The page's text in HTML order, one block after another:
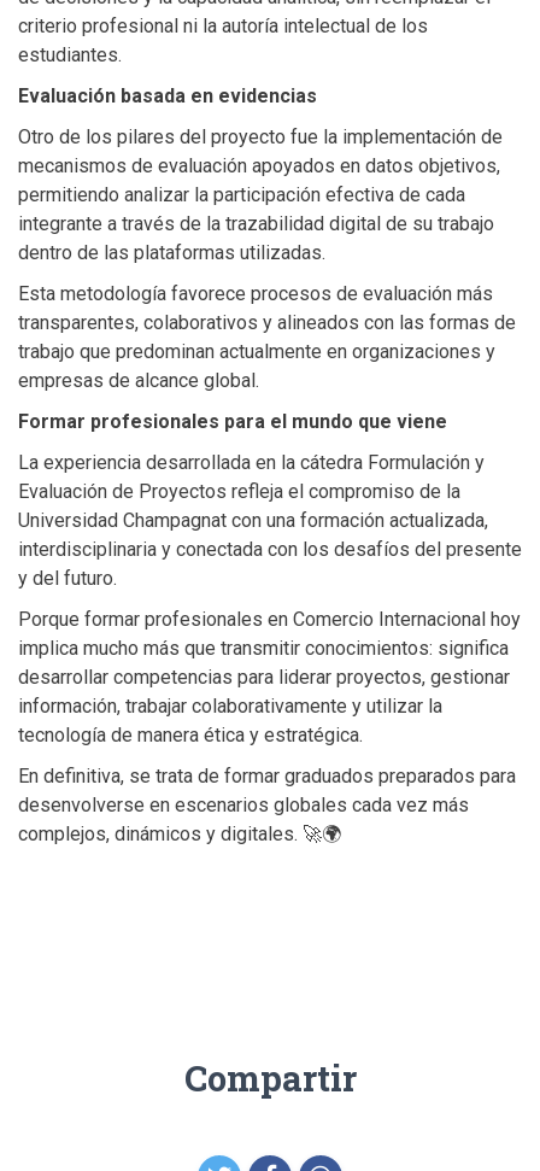
criterio profesional ni la autoría intelectual de los
estudiantes.
Evaluación basada en evidencias
Otro de los pilares del proyecto fue la implementación de
mecanismos de evaluación apoyados en datos objetivos,
permitiendo analizar la participación efectiva de cada
integrante a través de la trazabilidad digital de su trabajo
dentro de las plataformas utilizadas.
Esta metodología favorece procesos de evaluación más
transparentes, colaborativos y alineados con las formas de
trabajo que predominan actualmente en organizaciones y
empresas de alcance global.
Formar profesionales para el mundo que viene
La experiencia desarrollada en la cátedra Formulación y
Evaluación de Proyectos refleja el compromiso de la
Universidad Champagnat con una formación actualizada,
interdisciplinaria y conectada con los desafíos del presente
y del futuro.
Porque formar profesionales en Comercio Internacional hoy
implica mucho más que transmitir conocimientos: significa
desarrollar competencias para liderar proyectos, gestionar
información, trabajar colaborativamente y utilizar la
tecnología de manera ética y estratégica.
En definitiva, se trata de formar graduados preparados para
desenvolverse en escenarios globales cada vez más
complejos, dinámicos y digitales. 🚀🌍
Compartir